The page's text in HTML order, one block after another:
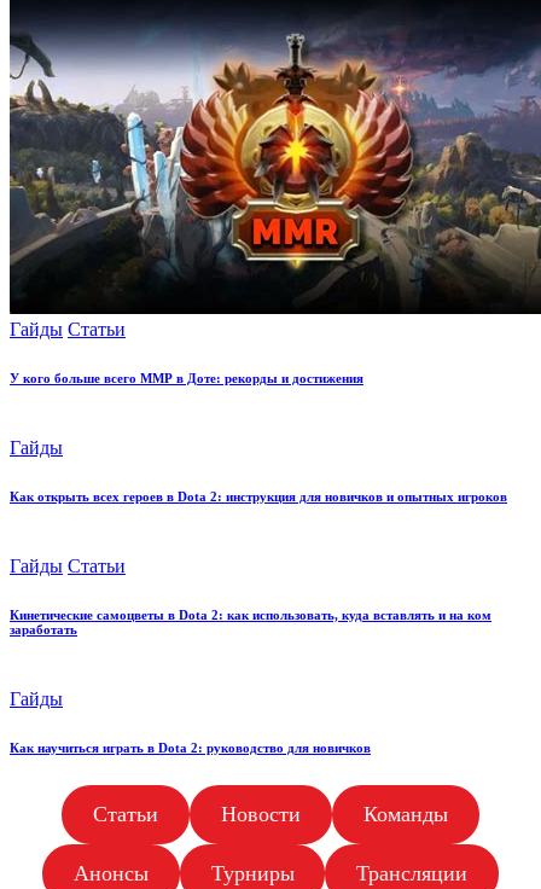
Posted
Гайды Статьи
У кого больше всего ММР в Доте: рекорды и достижения
Posted
Гайды
Как открыть всех героев в Dota 2: инструкция для новичков и опытных игроков
Posted
Гайды Статьи
Кинетические самоцветы в Dota 2: как использовать, куда вставлять и на ком
заработать
Posted
Гайды
Как научиться играть в Dota 2: руководство для новичков
Статьи Новости Команды
Анонсы Турниры Трансляции